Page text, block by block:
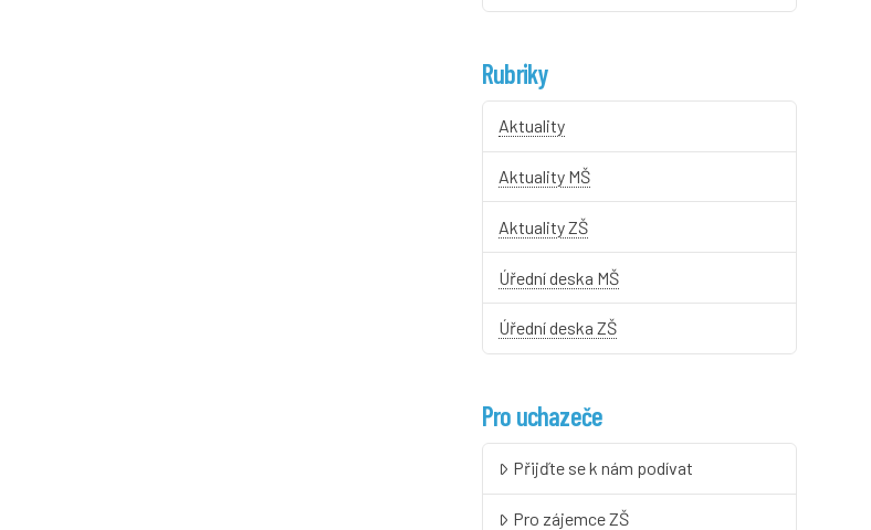
Rubriky
Aktuality
Aktuality MŠ
Aktuality ZŠ
Úřední deska MŠ
Úřední deska ZŠ
Pro uchazeče
Přijďte se k nám podívat
Pro zájemce ZŠ